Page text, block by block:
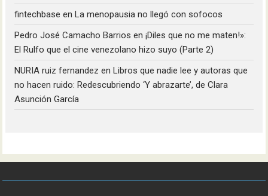
fintechbase en La menopausia no llegó con sofocos
Pedro José Camacho Barrios en¡Diles que no me maten!»:
El Rulfo que el cine venezolano hizo suyo (Parte 2)
NURIA ruiz fernandez en Libros que nadie lee y autoras que
no hacen ruido: Redescubriendo ‘Y abrazarte’, de Clara
Asunción García